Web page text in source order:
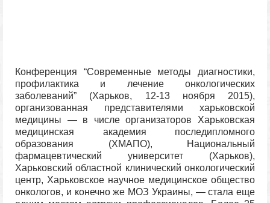
Конференция “Современные методы диагностики,
профилактика и лечение онкологических
заболеваний” (Харьков, 12-13 ноября 2015),
организованная представителями харьковской
медицины — в числе организаторов Харьковская
медицинская академия последипломного
образования (ХМАПО), Национальный
фармацевтический университет (Харьков),
Харьковский областной клинический онкологический
центр, Харьковское научное медицинское общество
онкологов, и конечно же МОЗ Украины, — стала еще